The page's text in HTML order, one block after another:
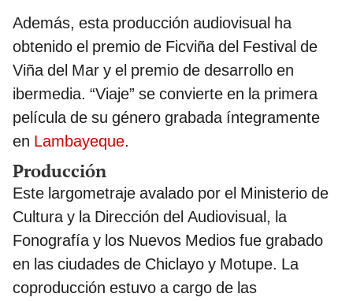
Además, esta producción audiovisual ha
obtenido el premio de Ficviña del Festival de
Viña del Mar y el premio de desarrollo en
ibermedia. “Viaje” se convierte en la primera
película de su género grabada íntegramente
en Lambayeque.
Producción
Este largometraje avalado por el Ministerio de
Cultura y la Dirección del Audiovisual, la
Fonografía y los Nuevos Medios fue grabado
en las ciudades de Chiclayo y Motupe. La
coproducción estuvo a cargo de las